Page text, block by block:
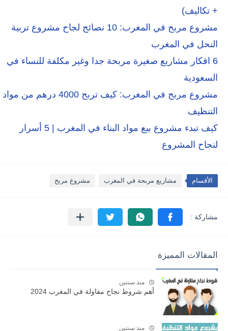
+ تكاليف)
مشروع مربح في المغرب: 10 نصائح لجاح مشروع تربية
النحل في المغرب
6 افكار مشاريع صغيرة مربحة جدا وغير مكلفة للنساء في
السعودية
مشروع مربح في المغرب: كيف تربح 4000 درهم من مواد
التنظيف
كيف تبدء مشروع بيع مواد البناء في المغرب | 5 أسرار
لنجاح المشروع
الأقسام مشاريع مربحة في المغرب مشروع مربح
المقالات المميزة
منذ سنتين
أهم شروط نجاح مقاولة في المغرب 2024
منذ سنتين